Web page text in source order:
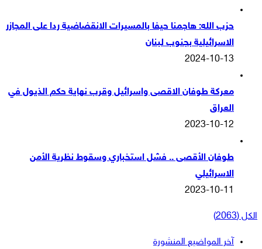
حزب الله: هاجمنا حيفا بالمسيرات الانقضاضية ردا على المجازر
الاسرائيلية بجنوب لبنان
2024-10-13
معركة طوفان الاقصى واسرائيل وقرب نهاية حكم الذيول في
العراق
2023-10-12
طوفان الأقصى .. فشل استخباري وسقوط نظرية الأمن
الاسرائيلي
2023-10-11
آخر المواضيع المنشورة